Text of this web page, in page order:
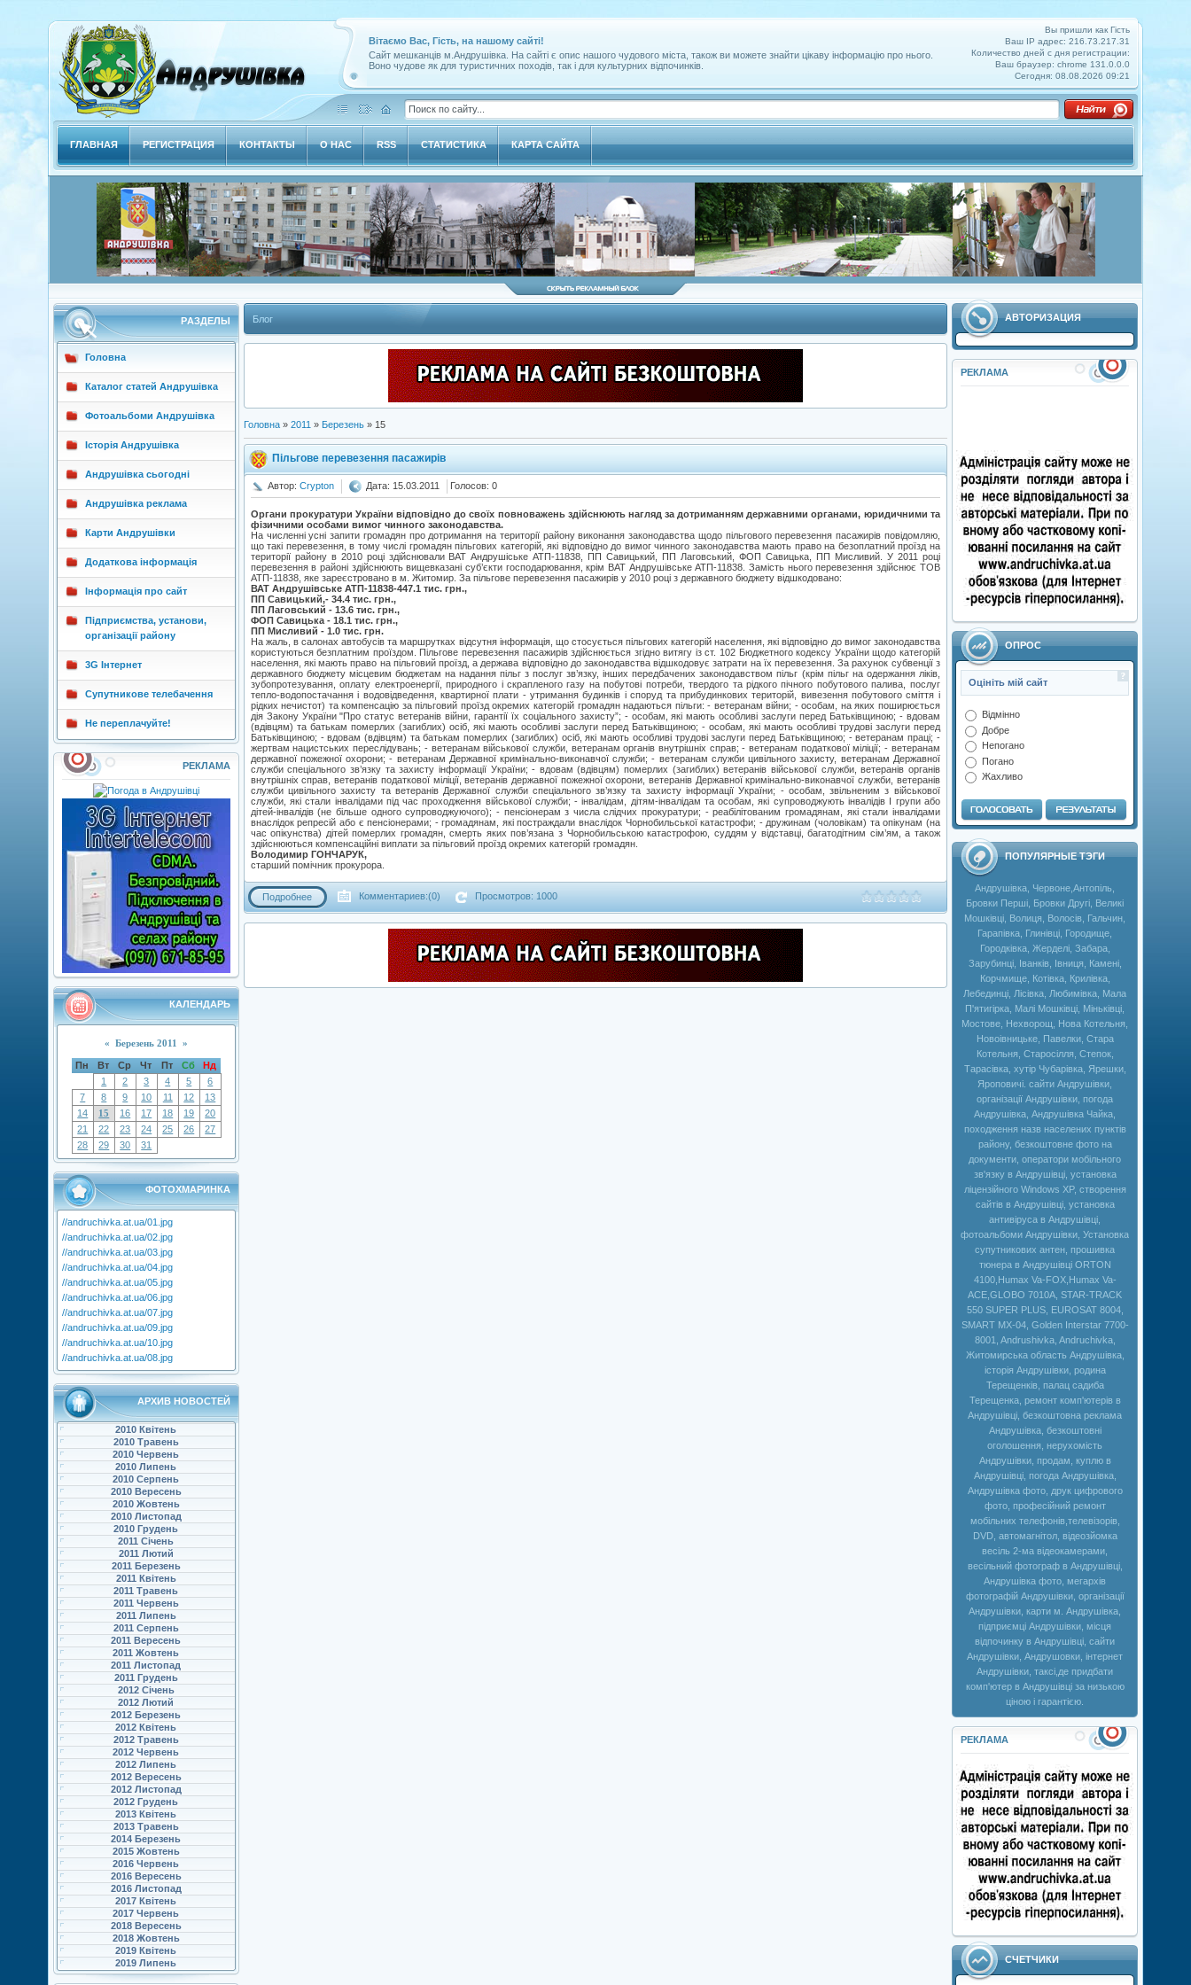
Вы пришли как Гість
Ваш IP адрес: 216.73.217.31
Количество дней с дня регистрации:
Ваш браузер: chrome 131.0.0.0
Сегодня: 08.08.2026 09:21
Вітаємо Вас, Гість, на нашому сайті!
Сайт мешканців м.Андрушівка. На сайті є опис нашого чудового міста, також ви можете знайти цікаву інформацію про нього.
Воно чудове як для туристичних походів, так і для культурних відпочинків.
ГЛАВНАЯ РЕГИСТРАЦИЯ КОНТАКТЫ О НАС RSS СТАТИСТИКА КАРТА САЙТА
РAЗДЕЛЫ
Головна
Каталог статей Андрушівка
Фотоальбоми Андрушівка
Історія Андрушівка
Андрушівка сьогодні
Андрушівка реклама
Карти Андрушівки
Додаткова інформація
Інформація про сайт
Підприємства, установи,
організації району
3G Інтернет
Супутникове телебачення
Не переплачуйте!
РЕКЛАМА
КАЛЕНДАРЬ
« Березень 2011 »
Пн Вт Ср Чт Пт Сб
Нд
1
2 3 4 5
6
7
8 9 10 11 12
13
14
15 16 17 18 19
20
21
22 23 24 25 26
27
28
29 30 31
ФОТОХМАРИНКА
//andruchivka.at.ua/01.jpg
//andruchivka.at.ua/02.jpg
//andruchivka.at.ua/03.jpg
//andruchivka.at.ua/04.jpg
//andruchivka.at.ua/05.jpg
//andruchivka.at.ua/06.jpg
//andruchivka.at.ua/07.jpg
//andruchivka.at.ua/09.jpg
//andruchivka.at.ua/10.jpg
//andruchivka.at.ua/08.jpg
АРХИВ НОВОСТЕЙ
2010 Квітень
2010 Травень
2010 Червень
2010 Липень
2010 Серпень
2010 Вересень
2010 Жовтень
2010 Листопад
2010 Грудень
2011 Січень
2011 Лютий
2011 Березень
2011 Квітень
2011 Травень
2011 Червень
2011 Липень
2011 Серпень
2011 Вересень
2011 Жовтень
2011 Листопад
2011 Грудень
2012 Січень
2012 Лютий
2012 Березень
2012 Квітень
2012 Травень
2012 Червень
2012 Липень
2012 Вересень
2012 Листопад
2012 Грудень
2013 Квітень
2013 Травень
2014 Березень
2015 Жовтень
2016 Червень
2016 Вересень
2016 Листопад
2017 Квітень
2017 Червень
2018 Вересень
2018 Жовтень
2019 Квітень
2019 Липень
АВТОРИЗАЦИЯ
РЕКЛАМА
ОПРОС
Оцініть мій сайт
Відмінно
Добре
Непогано
Погано
Жахливо
ПОПУЛЯРНЫЕ ТЭГИ
Андрушівка, Червоне,Антопіль,
Бровки Перші, Бровки Другі, Великі
Мошківці, Волиця, Волосів, Гальчин,
Гарапівка, Глинівці, Городище,
Городківка, Жерделі, Забара,
Зарубинці, Іванків, Івниця, Камені,
Корчмище, Котівка, Крилівка,
Лебединці, Лісівка, Любимівка, Мала
П'ятигірка, Малі Мошківці, Міньківці,
Мостове, Нехворощ, Нова Котельня,
Новоівницьке, Павелки, Стара
Котельня, Старосілля, Степок,
Тарасівка, хутір Чубарівка, Ярешки,
Яроповичі. сайти Андрушівки,
організації Андрушівки, погода
Андрушівка, Андрушівка Чайка,
походження назв населених пунктів
району, безкоштовне фото на
документи, оператори мобільного
зв'язку в Андрушівці, установка
ліцензійного Windows XP, створення
сайтів в Андрушівці, установка
антивіруса в Андрушівці,
фотоальбоми Андрушівки, Установка
супутникових антен, прошивка
тюнера в Андрушівці ORTON
4100,Humax Va-FOX,Нumax Va-
ACE,GLOBO 7010A, STAR-TRACK
550 SUPER PLUS, EUROSAT 8004,
SMART MX-04, Golden Interstar 7700-
8001, Andrushivka, Andruchivka,
Житомирська область Андрушівка,
історія Андрушівки, родина
Терещенків, палац садиба
Терещенка, ремонт комп'ютерів в
Андрушівці, безкоштовна реклама
Андрушівка, безкоштовні
оголошення, нерухомість
Андрушівки, продам, куплю в
Андрушівці, погода Андрушівка,
Андрушівка фото, друк цифрового
фото, професійний ремонт
мобільних телефонів,телевізорів,
DVD, автомагнітол, відеозйомка
весіль 2-ма відеокамерами,
весільний фотограф в Андрушівці,
Андрушівка фото, мегархів
фотографій Андрушівки, організації
Андрушівки, карти м. Андрушівка,
підприємці Андрушівки, місця
відпочинку в Андрушівці, сайти
Андрушівки, Андрушовки, інтернет
Андрушівки, таксі,де придбати
комп'ютер в Андрушівці за низькою
ціною і гарантією.
РЕКЛАМА
СЧЕТЧИКИ
Блог
Головна» 2011 » Березень » 15
Пільгове перевезення пасажирів
Автор: Crypton Дата: 15.03.2011 Голосов: 0
Органи прокуратури України відповідно до своїх повноважень здійснюють нагляд за дотриманням державними органами, юридичними та
фізичними особами вимог чинного законодавства.
На численні усні запити громадян про дотримання на території району виконання законодавства щодо пільгового перевезення пасажирів повідомляю,
що такі перевезення, в тому числі громадян пільгових категорій, які відповідно до вимог чинного законодавства мають право на безоплатний проїзд на
території району в 2010 році здійснювали ВАТ Андрушіське АТП-11838, ПП Савицький, ПП Лаговський, ФОП Савицька, ПП Мисливий. У 2011 році
перевезення в районі здійснюють вищевказані суб’єкти господарювання, крім ВАТ Андрушівське АТП-11838. Замість нього перевезення здійснює TOB
АТП-11838, яке зареєстровано в м. Житомир. За пільгове перевезення пасажирів у 2010 році з державного бюджету відшкодовано:
ВАТ Андрушівське АТП-11838-447.1 тис. грн.,
ПП Савицький,- 34.4 тис. грн.,
ПП Лаговський - 13.6 тис. грн.,
ФОП Савицька - 18.1 тис. грн.,
ПП Мисливий - 1.0 тис. грн.
На жаль, в салонах автобусів та маршрутках відсутня інформація, що стосується пільгових категорій населення, які відповідно до вимог законодавства
користуються безплатним проїздом. Пільгове перевезення пасажирів здійснюється згідно витягу із ст. 102 Бюджетного кодексу України щодо категорій
населення, які мають право на пільговий проїзд, а держава відповідно до законодавства відшкодовує затрати на їх перевезення. За рахунок субвенції з
державного бюджету місцевим бюджетам на надання пільг з послуг зв’язку, інших передбачених законодавством пільг (крім пільг на одержання ліків,
зубопротезування, оплату електроенергії, природного і скрапленого газу на побутові потреби, твердого та рідкого пічного побутового палива, послуг
тепло-водопостачання і водовідведення, квартирної плати - утримання будинків і споруд та прибудинкових територій, вивезення побутового сміття і
рідких нечистот) та компенсацію за пільговий проїзд окремих категорій громадян надаються пільги: - ветеранам війни; - особам, на яких поширюється
дія Закону України "Про статус ветеранів війни, гарантії їх соціального захисту”; - особам, які мають особливі заслуги перед Батьківщиною; - вдовам
(вдівцям) та батькам померлих (загиблих) осіб, які мають особливі заслуги перед Батьківщиною; - особам, які мають особливі трудові заслуги перед
Батьківщиною; - вдовам (вдівцям) та батькам померлих (загиблих) осіб, які мають особливі трудові заслуги перед Батьківщиною; - ветеранам праці; -
жертвам нацистських переслідувань; - ветеранам військової служби, ветеранам органів внутрішніх справ; - ветеранам податкової міліції; - ветеранам
державної пожежної охорони; - ветеранам Державної кримінально-виконавчої служби; - ветеранам служби цивільного захисту, ветеранам Державної
служби спеціального зв’язку та захисту інформації України; - вдовам (вдівцям) померлих (загиблих) ветеранів військової служби, ветеранів органів
внутрішніх справ, ветеранів податкової міліції, ветеранів державної пожежної охорони, ветеранів Державної кримінально-виконавчої служби, ветеранів
служби цивільного захисту та ветеранів Державної служби спеціального зв’язку та захисту інформації України; - особам, звільненим з військової
служби, які стали інвалідами під час проходження військової служби; - інвалідам, дітям-інвалідам та особам, які супроводжують інвалідів І групи або
дітей-інвалідів (не більше одного супроводжуючого); - пенсіонерам з числа слідчих прокуратури; - реабілітованим громадянам, які стали інвалідами
внаслідок репресій або є пенсіонерами; - громадянам, які постраждали внаслідок Чорнобильської катастрофи; - дружинам (чоловікам) та опікунам (на
час опікунства) дітей померлих громадян, смерть яких пов’язана з Чорнобильською катастрофою, суддям у відставці, багатодітним сім’ям, а також
здійснюються компенсаційні виплати за пільговий проїзд окремих категорій громадян.
Володимир ГОНЧАРУК,
старший помічник прокурора.
Подробнее Комментариев:(0) Просмотров: 1000